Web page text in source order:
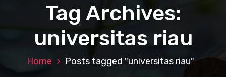
Tag Archives:
universitas riau
Home Posts tagged "universitas riau"